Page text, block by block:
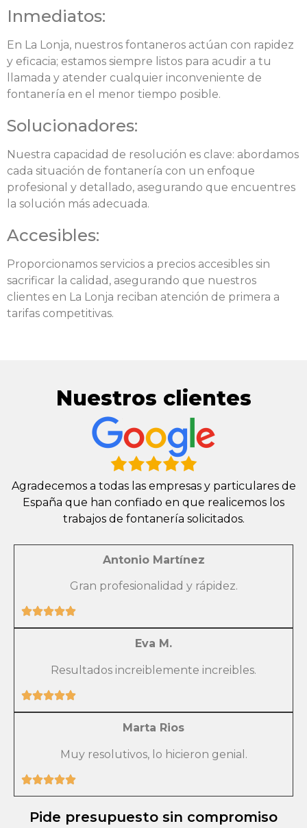
Inmediatos:
En La Lonja, nuestros fontaneros actúan con rapidez
y eficacia; estamos siempre listos para acudir a tu
llamada y atender cualquier inconveniente de
fontanería en el menor tiempo posible.
Solucionadores:
Nuestra capacidad de resolución es clave: abordamos
cada situación de fontanería con un enfoque
profesional y detallado, asegurando que encuentres
la solución más adecuada.
Accesibles:
Proporcionamos servicios a precios accesibles sin
sacrificar la calidad, asegurando que nuestros
clientes en La Lonja reciban atención de primera a
tarifas competitivas.
Nuestros clientes
Agradecemos a todas las empresas y particulares de
España que han confiado en que realicemos los
trabajos de fontanería solicitados.
Antonio Martínez
Gran profesionalidad y rápidez.
Eva M.
Resultados increiblemente increibles.
Marta Rios
Muy resolutivos, lo hicieron genial.
Pide presupuesto sin compromiso